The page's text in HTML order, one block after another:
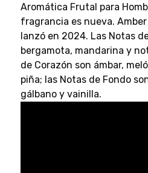
Aromática Frutal para
fragrancia es nueva.
lanzó en 2024. Las Notas
bergamota, mandarina y
de Corazón son ámbar,
piña; las Notas de Fondo
gálbano y vainilla.